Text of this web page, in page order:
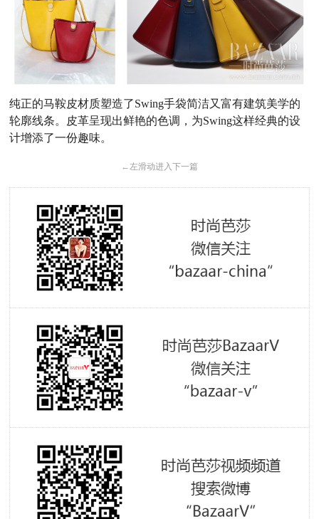
纯正的马鞍皮材质塑造了Swing手袋简洁又富有建筑美学的
轮廓线条。皮革呈现出鲜艳的色调，为Swing这样经典的设
计增添了一份趣味。
←左滑动进入下一篇